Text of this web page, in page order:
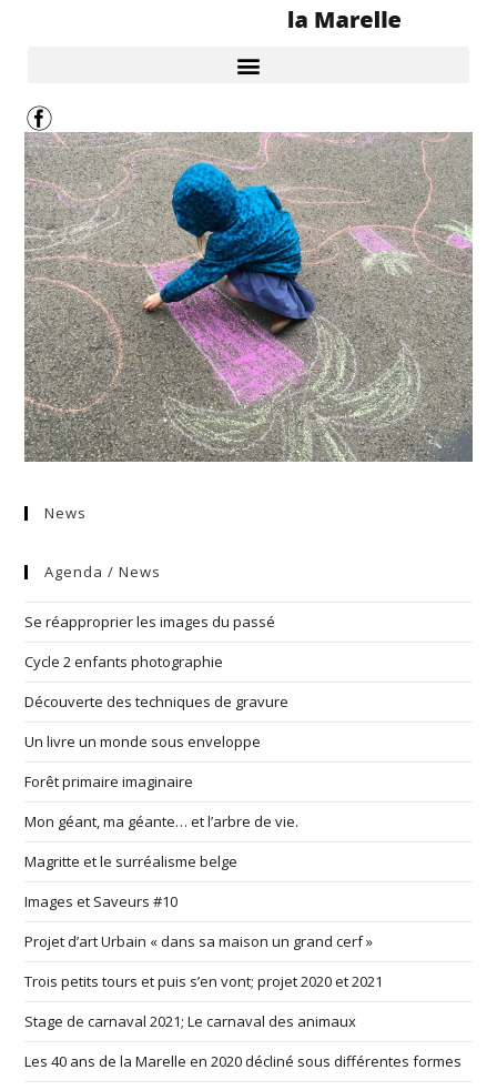
News
Agenda / News
Se réapproprier les images du passé
Cycle 2 enfants photographie
Découverte des techniques de gravure
Un livre un monde sous enveloppe
Forêt primaire imaginaire
Mon géant, ma géante… et l’arbre de vie.
Magritte et le surréalisme belge
Images et Saveurs #10
Projet d’art Urbain « dans sa maison un grand cerf »
Trois petits tours et puis s’en vont; projet 2020 et 2021
Stage de carnaval 2021; Le carnaval des animaux
Les 40 ans de la Marelle en 2020 décliné sous différentes formes